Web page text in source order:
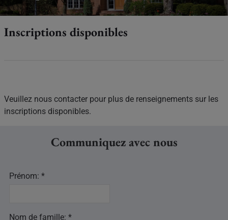
Inscriptions disponibles
Veuillez nous contacter pour plus de renseignements sur les
inscriptions disponibles.
Communiquez avec nous
Prénom: *
Nom de famille: *